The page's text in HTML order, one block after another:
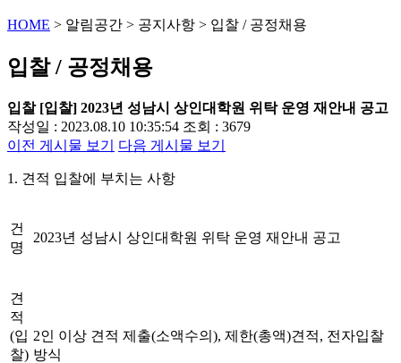
HOME > 알림공간 > 공지사항 > 입찰 / 공정채용
입찰 / 공정채용
입찰[입찰] 2023년 성남시 상인대학원 위탁 운영 재안내 공고
작성일 : 2023.08.10 10:35:54 조회 : 3679
이전 게시물 보기
다음 게시물 보기
1. 견적 입찰에 부치는 사항
건
명
2023년 성남시 상인대학원 위탁 운영 재안내 공고
견
적
(입
찰)
2인 이상 견적 제출(소액수의), 제한(총액)견적, 전자입찰
방식